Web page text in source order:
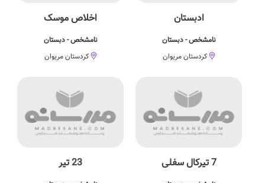
ادبستان
نامشخص - دبستان
کردستان مریوان
اخلاص موسک
نامشخص - دبستان
کردستان مریوان
7 تیرکال سفلی 23 تیر